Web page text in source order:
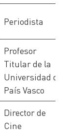
Periodista
Profesor
Titular de la
Universidad del
País Vasco
Director de
Cine